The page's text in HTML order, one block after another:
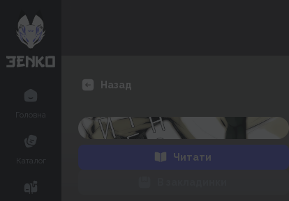
Головна
Каталог
Назад
Читати